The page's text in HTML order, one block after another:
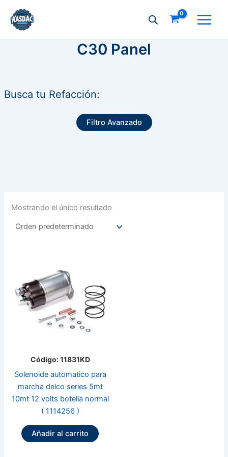
contenido
C30 Panel
Busca tu Refacción:
Filtro Avanzado
Mostrando el único resultado
Código: 11831KD
Solenoide automatico para
marcha delco series 5mt
10mt 12 volts botella normal
( 1114256 )
Añadir al carrito